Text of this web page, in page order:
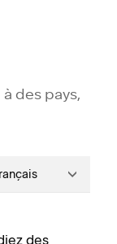
des pays,
des